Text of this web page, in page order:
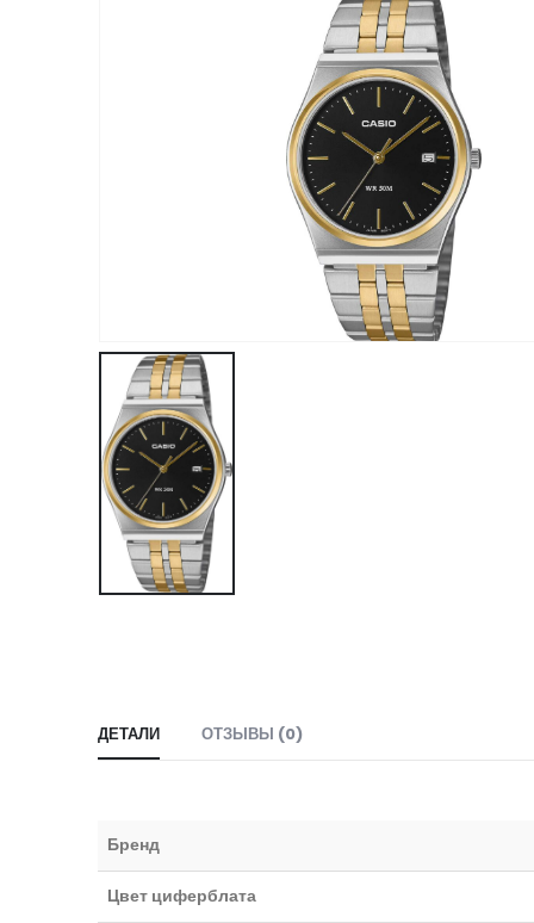
ДЕТАЛИ ОТЗЫВЫ (0)
Бренд
Цвет циферблата